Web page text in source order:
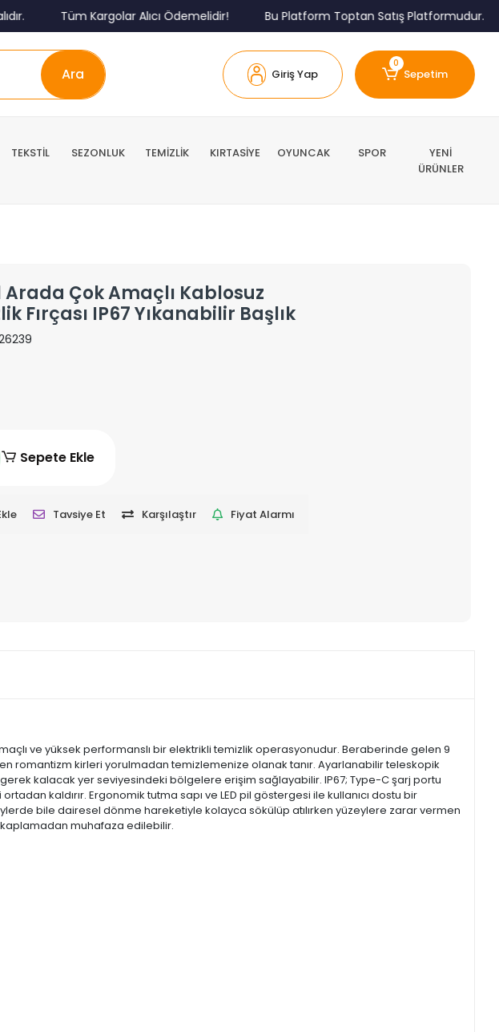
Tüm Kargolar Alıcı Ödemelidir! Bu Platform Toptan Satış Platformudur.
Ara Giriş Yap
0
Sepetim
TEKSTİL SEZONLUK TEMİZLİK KIRTASİYE OYUNCAK SPOR
YENİ
ÜRÜNLER
Arada Çok Amaçlı Kablosuz
Fırçası IP67 Yıkanabilir Başlık
Sepete Ekle
Tavsiye Et Karşılaştır Fiyat Alarmı
ve yüksek performanslı bir elektrikli temizlik operasyonudur. Beraberinde gelen 9
romantizm kirleri yorulmadan temizlemenize olanak tanır. Ayarlanabilir teleskopik
kalacak yer seviyesindeki bölgelere erişim sağlayabilir. IP67; Type-C şarj portu
kaldırır. Ergonomik tutma sapı ve LED pil göstergesi ile kullanıcı dostu bir
bile dairesel dönme hareketiyle kolayca sökülüp atılırken yüzeylere zarar vermen
kaplamadan muhafaza edilebilir.